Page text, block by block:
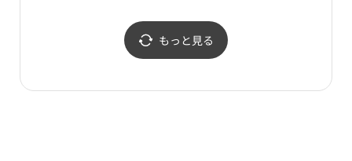
アウトレットイチョン
（利川）店(아이잗바바
롯데프리미엄아울렛 이
イチョン（利川）店(모
조에스핀 롯데프리미엄
아울렛 이천점)
もっと見る